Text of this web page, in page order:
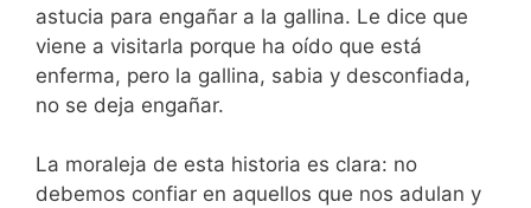
astucia para engañar a la gallina. Le dice que
viene a visitarla porque ha oído que está
enferma, pero la gallina, sabia y desconfiada,
no se deja engañar.
La moraleja de esta historia es clara: no
debemos confiar en aquellos que nos adulan y